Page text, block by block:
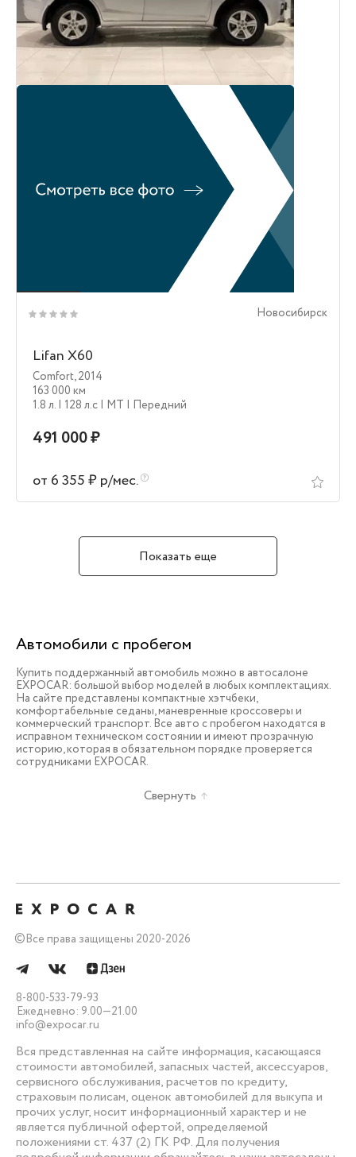
Новосибирск
Lifan X60
Comfort,2014
163 000 км
1.8 л. | 128 л.c | MT | Передний
491 000 ₽
от 6 355 ₽ р/мес.
Показать еще
Автомобили с пробегом
Купить поддержанный автомобиль можно в автосалоне
EXPOCAR: большой выбор моделей в любых комплектациях.
На сайте представлены компактные хэтчбеки,
комфортабельные седаны, маневренные кроссоверы и
коммерческий транспорт. Все авто с пробегом находятся в
исправном техническом состоянии и имеют прозрачную
историю, которая в обязательном порядке проверяется
сотрудниками EXPOCAR.
Свернуть
©Все права защищены 2020-2026
8-800-533-79-93
Ежедневно: 9.00—21.00
info@expocar.ru
Вся представленная на сайте информация, касающаяся
стоимости автомобилей, запасных частей, аксессуаров,
сервисного обслуживания, расчетов по кредиту,
страховым полисам, оценок автомобилей для выкупа и
прочих услуг, носит информационный характер и не
является публичной офертой, определяемой
положениями ст. 437 (2) ГК РФ. Для получения